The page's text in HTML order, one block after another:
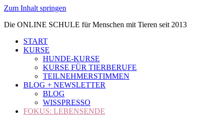
Zum Inhalt springen
Die ONLINE SCHULE für Menschen mit Tieren seit 2013
START
KURSE
HUNDE-KURSE
KURSE FÜR TIERBERUFE
TEILNEHMERSTIMMEN
BLOG + NEWSLETTER
BLOG
WISSPRESSO
FOKUS: LEBENSENDE